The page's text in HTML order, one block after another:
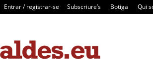
Entrar / registrar-se Subscriure’s Botiga Qui